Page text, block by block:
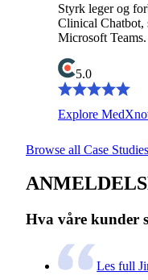
Styrk leger og
Clinical Chatbot,
Microsoft Teams.
5.0
Explore
Browse all Case Studies
Hva våre kunder
Les full